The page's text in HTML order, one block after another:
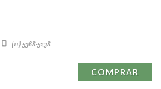
(11) 5368-5238
COMPRAR